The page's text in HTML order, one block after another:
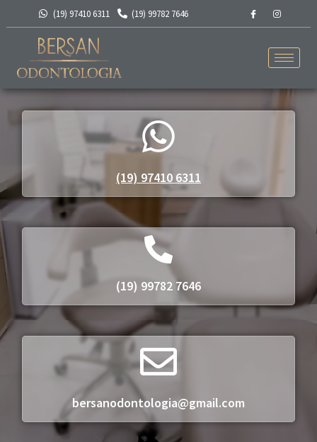
(19) 97410 6311 (19) 99782 7646
(19) 97410 6311
(19) 99782 7646
bersanodontologia@gmail.com